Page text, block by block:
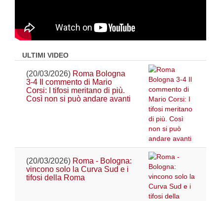
ULTIMI VIDEO
(20/03/2026) Roma Bologna
3-4 Il commento di Mario
Corsi: I tifosi meritano di più.
Così non si può andare avanti
(20/03/2026) Roma - Bologna:
vincono solo la Curva Sud e i
tifosi della Roma